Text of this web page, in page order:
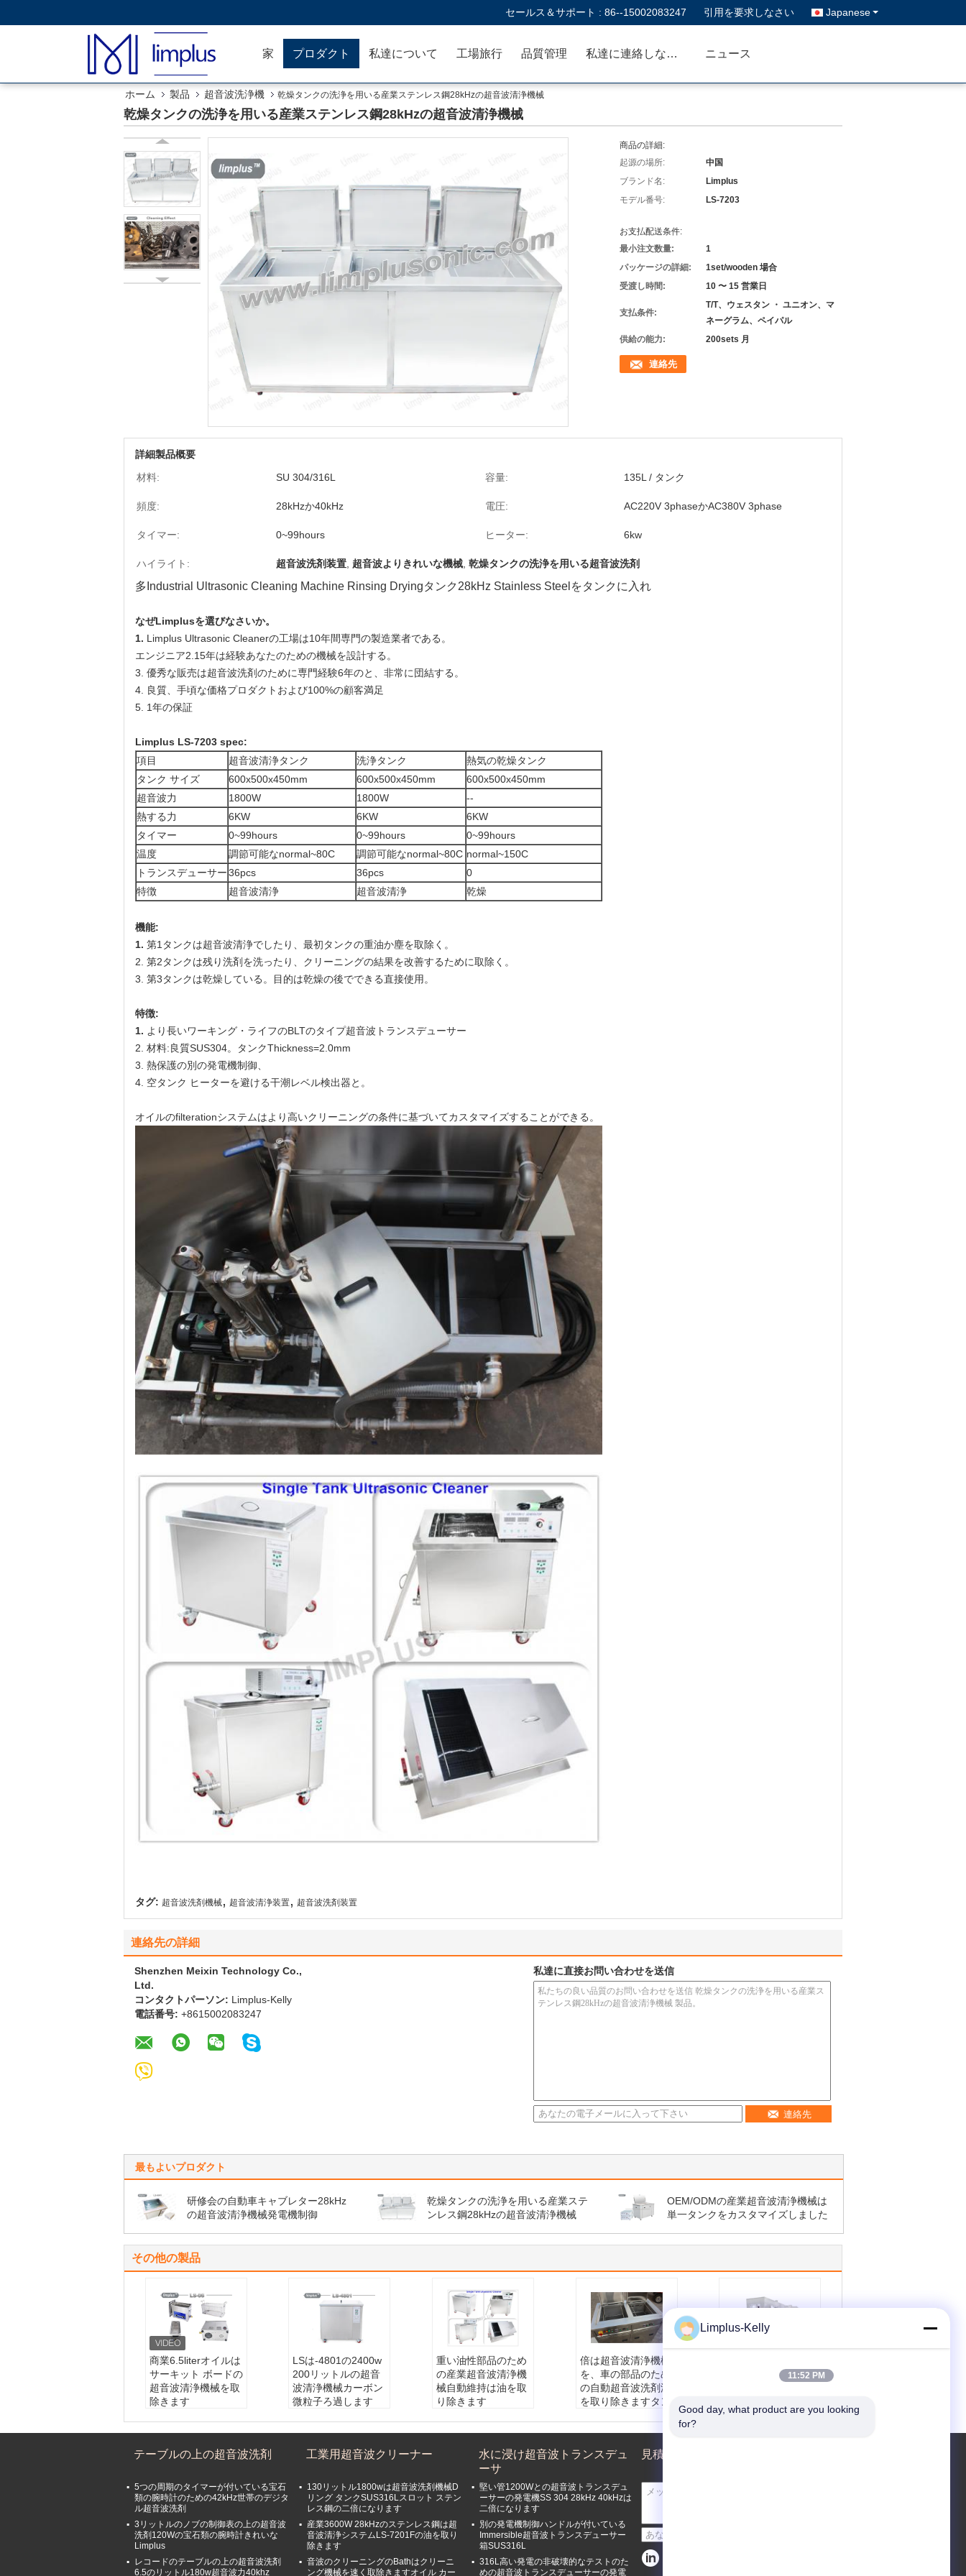
セールス＆サポート : 86--15002083247 引用を要求しなさい Japanese
家 プロダクト 私達について 工場旅行 品質管理 私達に連絡しなさい ニュース
ホーム 製品 超音波洗浄機 乾燥タンクの洗浄を用いる産業ステンレス鋼28kHzの超音波清浄機械
乾燥タンクの洗浄を用いる産業ステンレス鋼28kHzの超音波清浄機械
商品の詳細:
起源の場所:
中国
ブランド名:
Limplus
モデル番号:
LS-7203
お支払配送条件:
最小注文数量:
1
パッケージの詳細:
1set/wooden 場合
受渡し時間:
10 〜 15 営業日
支払条件:
T/T、ウェスタン ・ ユニオン、マ
ネーグラム、ペイパル
供給の能力:
200sets 月
連絡先
詳細製品概要
材料:
SU 304/316L 容量: 135L / タンク
頻度: 28kHzか40kHz 電圧: AC220V 3phaseかAC380V 3phase
タイマー: 0~99hours ヒーター: 6kw
ハイライト: 超音波洗剤装置 超音波よりきれいな機械 乾燥タンクの洗浄を用いる超音波洗剤
多Industrial Ultrasonic Cleaning Machine Rinsing Dryingタンク28kHz Stainless Steelをタンクに入れ
なぜLimplusを選びなさいか。
1. Limplus Ultrasonic Cleanerの工場は10年間専門の製造業者である。
エンジニア2.15年は経験あなたのための機械を設計する。
3. 優秀な販売は超音波洗剤のために専門経験6年のと、非常に団結する。
4. 良質、手頃な価格プロダクトおよび100%の顧客満足
5. 1年の保証
Limplus LS-7203 spec:
項目
超音波清浄タンク 洗浄タンク
熱気の乾燥タンク
タンク サイズ
600x500x450mm 600x500x450mm
600x500x450mm
超音波力
1800W 1800W
--
熱する力
6KW 6KW
6KW
タイマー
0~99hours 0~99hours
0~99hours
温度
調節可能なnormal~80C 調節可能なnormal~80C normal~150C
トランスデューサー36pcs 36pcs
0
特徴
超音波清浄 超音波清浄 乾燥
機能:
1. 第1タンクは超音波清浄でしたり、最初タンクの重油か塵を取除く。
2. 第2タンクは残り洗剤を洗ったり、クリーニングの結果を改善するために取除く。
3. 第3タンクは乾燥している。目的は乾燥の後でできる直接使用。
特徴:
1. より長いワーキング・ライフのBLTのタイプ超音波トランスデューサー
2. 材料:良質SUS304。タンクThickness=2.0mm
3. 熱保護の別の発電機制御、
4. 空タンク ヒーターを避ける干潮レベル検出器と。
オイルのfilterationシステムはより高いクリーニングの条件に基づいてカスタマイズすることができる。
タグ: 超音波洗剤機械, 超音波清浄装置, 超音波洗剤装置
連絡先の詳細
Shenzhen Meixin Technology Co.,
Ltd.
コンタクトパーソン: Limplus-Kelly
電話番号: +8615002083247
私達に直接お問い合わせを送信
連絡先
最もよいプロダクト
研修会の自動車キャブレター28kHz
の超音波清浄機械発電機制御
乾燥タンクの洗浄を用いる産業ステ
ンレス鋼28kHzの超音波清浄機械
OEM/ODMの産業超音波清浄機械は
単一タンクをカスタマイズしました
その他の製品
商業6.5literオイルは
サーキット ボードの
超音波清浄機械を取
除きます
温度:20~80C ajdust
LSは-4801の2400w
200リットルの超音
波清浄機械カーボン
微粒子ろ過します
超音波頻度:28kHz/
重い油性部品のため
の産業超音波清浄機
械自動維持は油を取
り除きます
超音波力:600W
40KHz
倍は超音波清浄機械
を、車の部品のため
の自動超音波洗剤油
を取り除きますタン
頻度:28kHzか40kH
電圧:AC220V 3pha
seかAC380V 3phas
スプレーの配管シス
鍮の超音波洗剤
テーブルの上の超音波洗剤
5つの周期のタイマーが付いている宝石
類の腕時計のための42kHz世帯のデジタ
ル超音波洗剤
3リットルのノブの制御表の上の超音波
洗剤120Wの宝石類の腕時計きれいな
Limplus
レコードのテーブルの上の超音波洗剤
6.5のリットル180w超音波力40khz
工業用超音波クリーナー
130リットル1800wは超音波洗剤機械D
リング タンクSUS316Lスロット ステン
レス鋼の二倍になります
産業3600W 28kHzのステンレス鋼は超
音波清浄システムLS-7201Fの油を取り
除きます
音波のクリーニングのBathはクリーニ
ング機械を速く取除きますオイル カー
水に浸け超音波トランスデュ
ーサ
堅い管1200Wとの超音波トランスデュ
ーサーの発電機SS 304 28kHz 40kHzは
二倍になります
別の発電機制御ハンドルが付いている
Immersible超音波トランスデューサー
箱SUS316L
316L高い発電の非破壊的なテストのた
めの超音波トランスデューサーの発電
見積依頼
Limplus-Kelly
11:52 PM
Good day, what product are you looking
for?